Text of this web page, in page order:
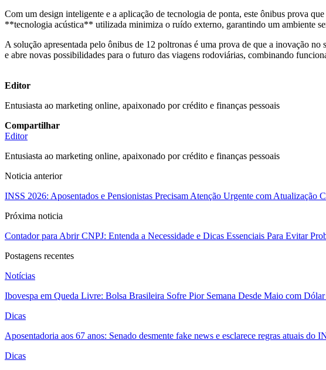
Com um design inteligente e a aplicação de tecnologia de ponta, este ônibus prova
**tecnologia acústica** utilizada minimiza o ruído externo, garantindo um ambiente
A solução apresentada pelo ônibus de 12 poltronas é uma prova de que a inovação
e abre novas possibilidades para o futuro das viagens rodoviárias, combinando
Editor
Entusiasta ao marketing online, apaixonado por crédito e finanças pessoais
Compartilhar
Editor
Entusiasta ao marketing online, apaixonado por crédito e finanças pessoais
Noticia anterior
INSS 2026: Aposentados e Pensionistas Precisam Atenção Urgente com Atualização
Próxima noticia
Contador para Abrir CNPJ: Entenda a Necessidade e Dicas Essenciais Para Evitar
Postagens recentes
Notícias
Ibovespa em Queda Livre: Bolsa Brasileira Sofre Pior Semana Desde Maio com
Dicas
Aposentadoria aos 67 anos: Senado desmente fake news e esclarece regras atuais do
Dicas